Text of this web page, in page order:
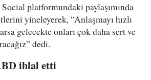
platformundaki paylaşımında
yineleyerek, “Anlaşmayı hızlı
gelecekte onları çok daha sert ve
dedi.
ihlal etti